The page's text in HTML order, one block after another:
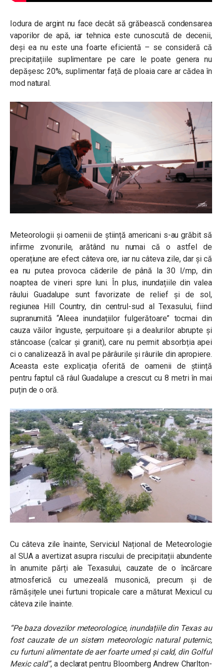
Iodura de argint nu face decât să grăbească condensarea
vaporilor de apă, iar tehnica este cunoscută de decenii,
deși ea nu este una foarte eficientă – se consideră că
precipitațiile suplimentare pe care le poate genera nu
depășesc 20%, suplimentar față de ploaia care ar cădea în
mod natural.
Meteorologii și oamenii de știință americani s-au grăbit să
infirme zvonurile, arătând nu numai că o astfel de
operațiune are efect câteva ore, iar nu câteva zile, dar și că
ea nu putea provoca căderile de până la 30 l/mp, din
noaptea de vineri spre luni. În plus, inundațiile din valea
râului Guadalupe sunt favorizate de relief și de sol,
regiunea Hill Country, din centrul-sud al Texasului, fiind
supranumită “Aleea inundațiilor fulgerătoare” tocmai din
cauza văilor înguste, șerpuitoare și a dealurilor abrupte și
stâncoase (calcar și granit), care nu permit absorbția apei
ci o canalizează în aval pe pârâurile și râurile din apropiere.
Aceasta este explicația oferită de oamenii de știință
pentru faptul că râul Guadalupe a crescut cu 8 metri în mai
puțin de o oră.
Cu câteva zile înainte, Serviciul Național de Meteorologie
al SUA a avertizat asupra riscului de precipitații abundente
în anumite părți ale Texasului, cauzate de o încărcare
atmosferică cu umezeală musonică, precum și de
rămășițele unei furtuni tropicale care a măturat Mexicul cu
câteva zile înainte.
“Pe baza dovezilor meteorologice, inundațiile din Texas au
fost cauzate de un sistem meteorologic natural puternic,
cu furtuni alimentate de aer foarte umed și cald, din Golful
Mexic cald”, a declarat pentru Bloomberg Andrew Charlton-